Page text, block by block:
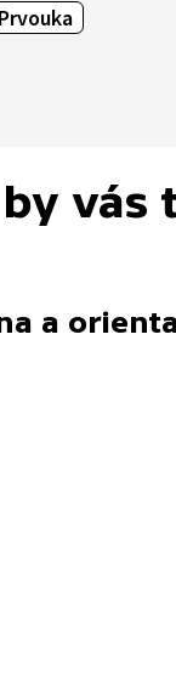
Prvouka
vás
a